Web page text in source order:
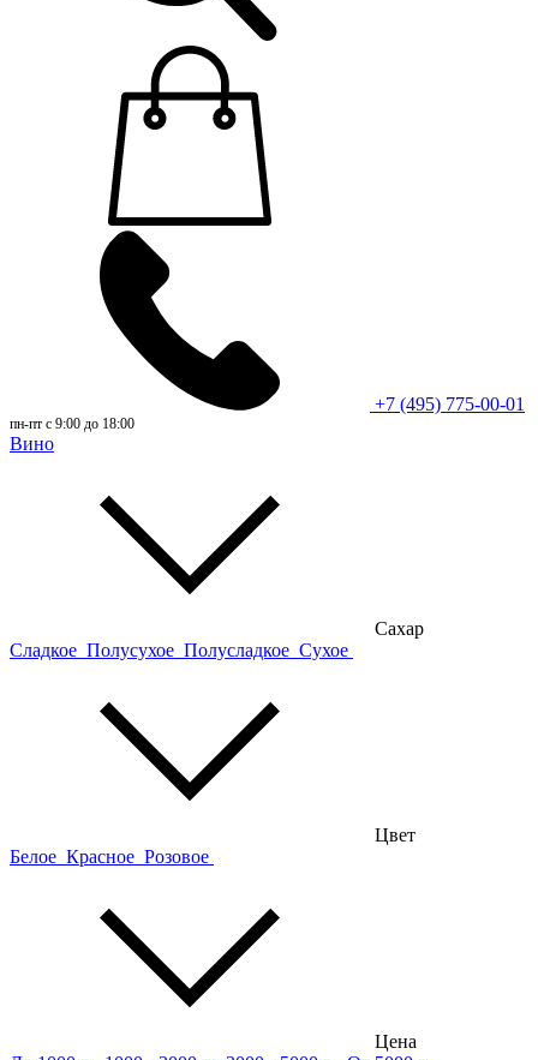
+7 (495) 775-00-01
пн-пт с 9:00 до 18:00
Вино
Сахар
Сладкое Полусухое Полусладкое Сухое
Цвет
Белое Красное Розовое
Цена